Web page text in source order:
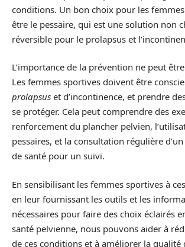
conditions. Un bon choix pour les
être le pessaire, qui est une solution non
réversible pour le prolapsus et
L’importance de la prévention ne peut
Les femmes sportives doivent être
prolapsus et d’incontinence, et prendre
se protéger. Cela peut comprendre des
renforcement du plancher pelvien,
pessaires, et la consultation régulière
de santé pour un suivi.
En sensibilisant les femmes sportives à
en leur fournissant les outils et les
nécessaires pour faire des choix éclairés
santé pelvienne, nous pouvons aider à
de ces conditions et à améliorer la qualité